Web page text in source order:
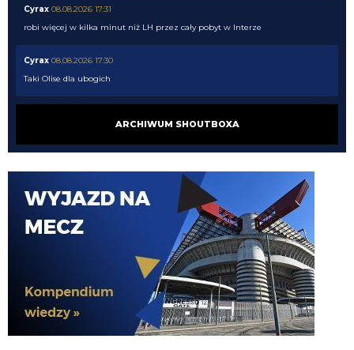
Cyrax 08.08.2026 17:31
robi więcej w kilka minut niż LH przez cały pobyt w Interze
Cyrax 08.08.2026 17:30
Taki Olise dla ubogich
Diouf naprawdę tak dobrze wygląda na wahadle?
Cyrax
Zmienili taktykę. Już nawet się nie dogadują
Z kim się Inter dziś dogadał?
Tifosinho 08.08.2026 16:02
0 celnych strzałów robi wrażenie
ARCHIWUM SHOUTBOXA